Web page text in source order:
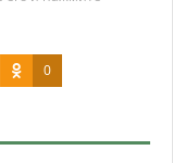
0